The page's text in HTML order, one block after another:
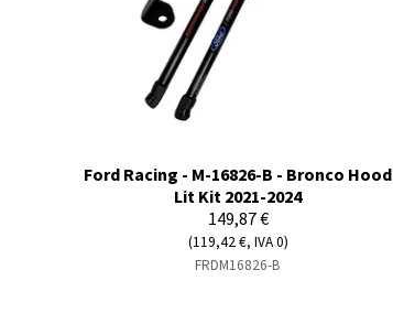
Ford Racing - M-16826-B - Bronco Hood
Lit Kit 2021-2024
149,87 €
(119,42 €, IVA 0)
FRDM16826-B